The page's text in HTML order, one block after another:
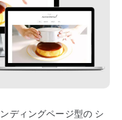
ディングページ型の シ